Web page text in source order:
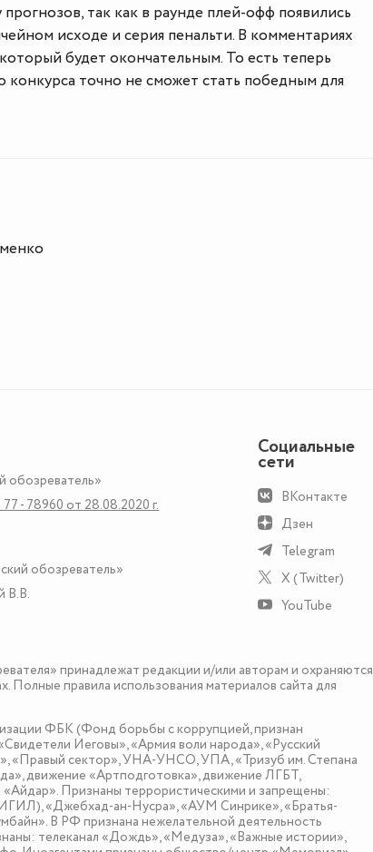
прогнозов, так как в раунде плей-офф появились
исходе и серия пенальти. В комментариях
будет окончательным. То есть теперь
конкурса точно не сможет стать победным для
обозреватель»
- 78960 от 28.08.2020 г.
обозреватель»
В.В.
Социальные
сети
ВКонтакте
Дзен
Telegram
X (Twitter)
YouTube
принадлежат редакции и/или авторам и охраняются
правила использования материалов сайта для
ФБК (Фонд борьбы с коррупцией, признан
Иеговы», «Армия воли народа», «Русский
«Правый сектор», УНА-УНСО, УПА, «Тризуб им. Степана
движение «Артподготовка», движение ЛГБТ,
Признаны террористическими и запрещены:
«Джебхад-ан-Нусра», «АУМ Синрике», «Братья-
В РФ признана нежелательной деятельность
телеканал «Дождь», «Медуза», «Важные истории»,